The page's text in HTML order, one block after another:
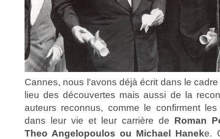
Cannes, nous l'avons déjà écrit dans le
lieu des découvertes mais aussi de la
auteurs reconnus, comme le confirment
dans leur vie et leur carrière de Roman
Theo Angelopoulos ou Michael Haneke.